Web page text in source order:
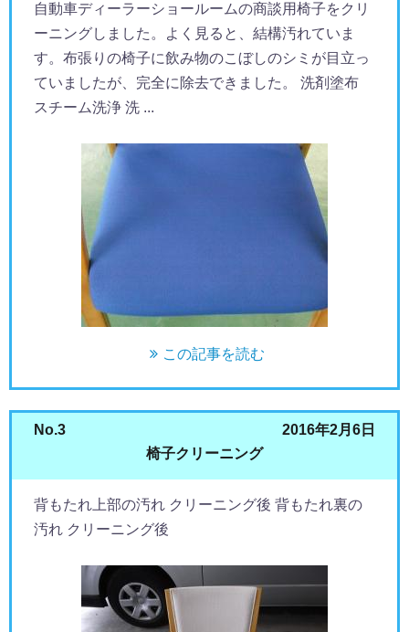
自動車ディーラーショールームの商談用椅子をクリ
ーニングしました。よく見ると、結構汚れていま
す。布張りの椅子に飲み物のこぼしのシミが目立っ
ていましたが、完全に除去できました。 洗剤塗布
スチーム洗浄 洗 ...
この記事を読む
No.3
2016年2月6日
椅子クリーニング
背もたれ上部の汚れ クリーニング後 背もたれ裏の
汚れ クリーニング後